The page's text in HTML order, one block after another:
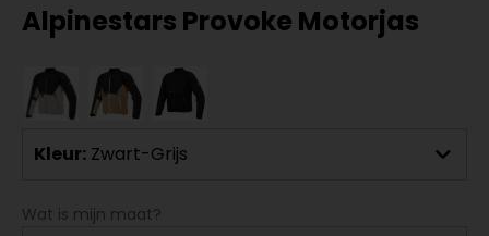
Alpinestars Provoke Motorjas
Kleur: Zwart-Grijs
Wat is mijn maat?